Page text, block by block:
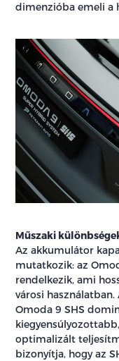
dimenzióba emeli a
Műszaki
Az akkumulátor
mutatkozik: az
rendelkezik, ami
városi használatban.
Omoda 9 SHS
optimalizált
bizonyítja, hogy az